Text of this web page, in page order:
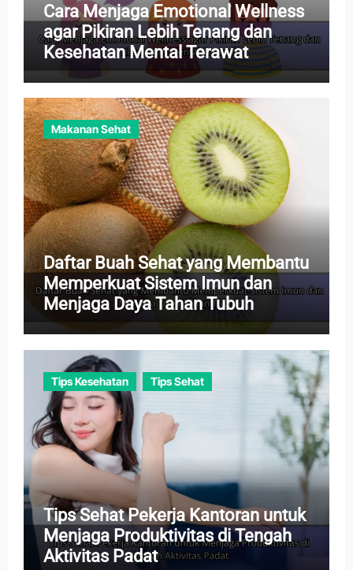
Cara Menjaga Emotional Wellness
agar Pikiran Lebih Tenang dan
Kesehatan Mental Terawat
Makanan Sehat
Daftar Buah Sehat yang Membantu
Memperkuat Sistem Imun dan
Menjaga Daya Tahan Tubuh
Tips Kesehatan Tips Sehat
Tips Sehat Pekerja Kantoran untuk
Menjaga Produktivitas di Tengah
Aktivitas Padat